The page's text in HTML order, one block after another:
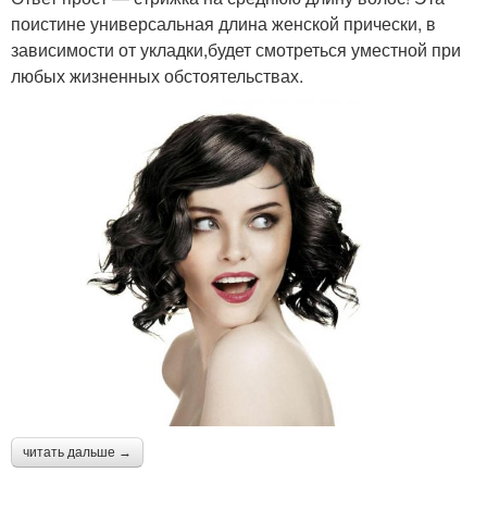
поистине универсальная длина женской прически, в
зависимости от укладки,будет смотреться уместной при
любых жизненных обстоятельствах.
читать дальше →